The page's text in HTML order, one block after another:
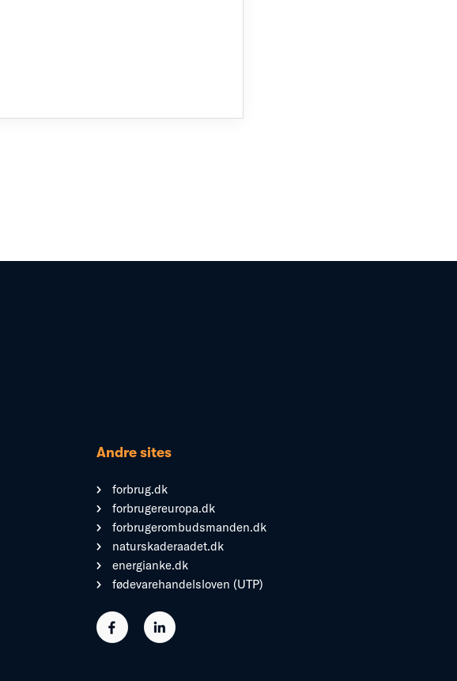
Andre sites
forbrug.dk
forbrugereuropa.dk
forbrugerombudsmanden.dk
naturskaderaadet.dk
energianke.dk
fødevarehandelsloven (UTP)